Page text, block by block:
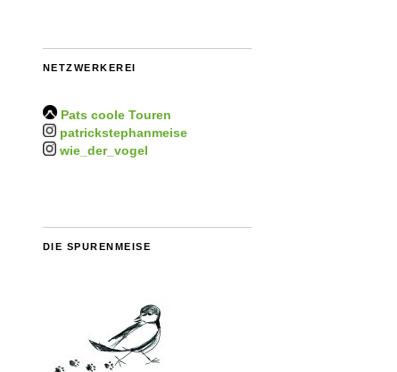
NETZWERKEREI
Pats coole Touren
patrickstephanmeise
wie_der_vogel
DIE SPURENMEISE